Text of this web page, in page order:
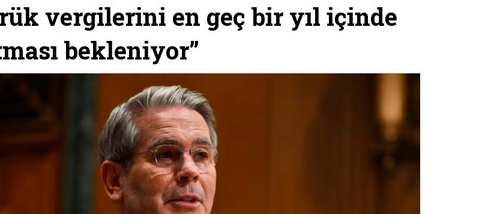
vergilerini en geç bir yıl içinde
bekleniyor”